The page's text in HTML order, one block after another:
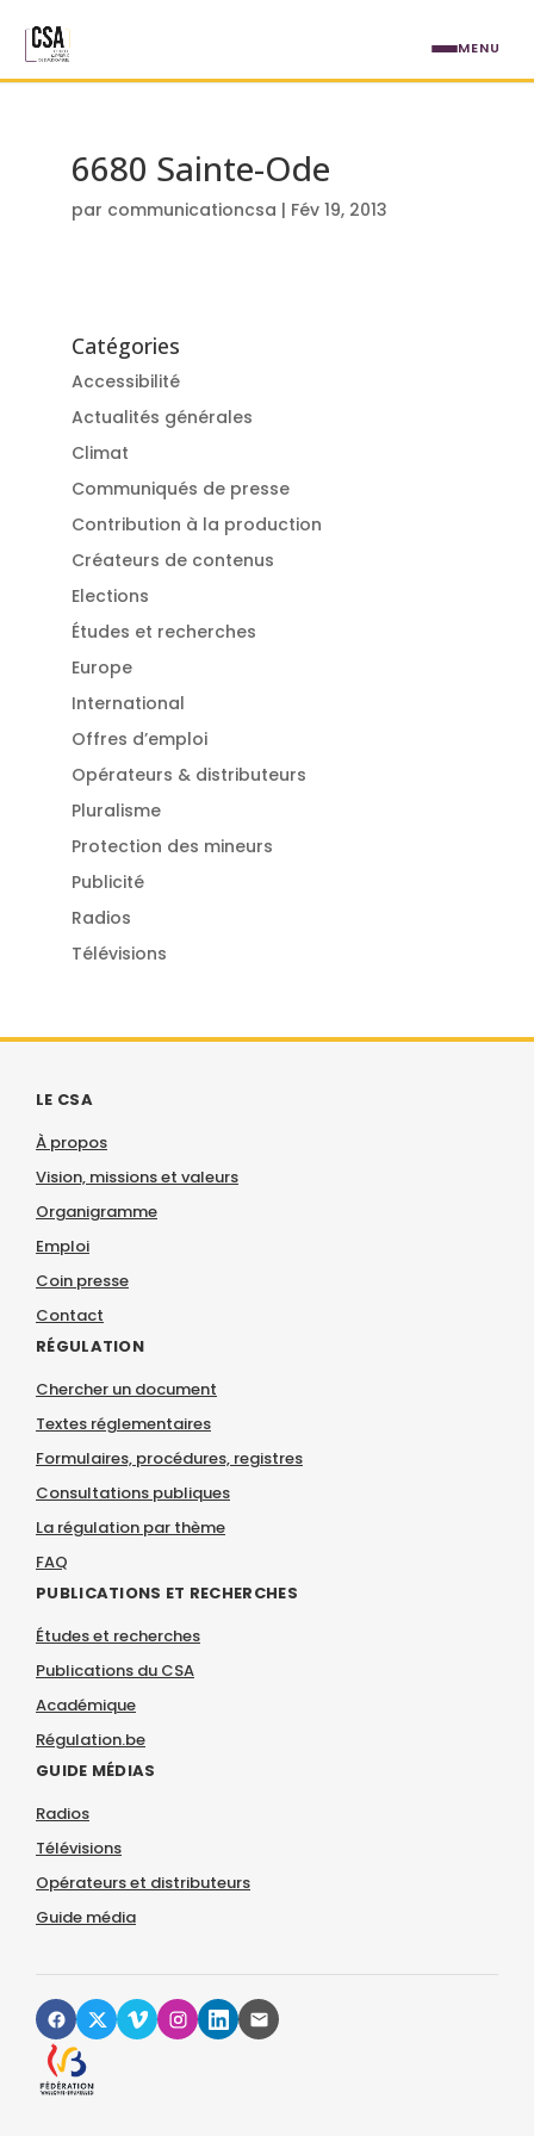
6680 Sainte-Ode
par communicationcsa | Fév 19, 2013
Catégories
Accessibilité
Actualités générales
Climat
Communiqués de presse
Contribution à la production
Créateurs de contenus
Elections
Études et recherches
Europe
International
Offres d’emploi
Opérateurs & distributeurs
Pluralisme
Protection des mineurs
Publicité
Radios
Télévisions
LE CSA
À propos
Vision, missions et valeurs
Organigramme
Emploi
Coin presse
Contact
RÉGULATION
Chercher un document
Textes réglementaires
Formulaires, procédures, registres
Consultations publiques
La régulation par thème
FAQ
PUBLICATIONS ET RECHERCHES
Études et recherches
Publications du CSA
Académique
Régulation.be
GUIDE MÉDIAS
Radios
Télévisions
Opérateurs et distributeurs
Guide média
MENU